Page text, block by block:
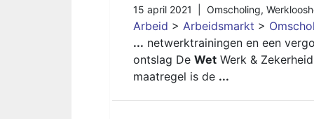
15 april 2021 | Omscholing,
Arbeid > Arbeidsmarkt >
... netwerktrainingen en een
ontslag De Wet Werk &
maatregel is de ...